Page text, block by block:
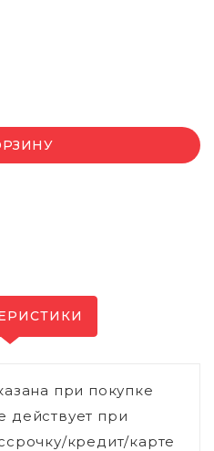
при покупке
действует при
кредит/карте